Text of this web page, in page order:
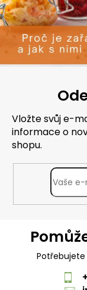
Vložte svůj e-
informace o
shopu.